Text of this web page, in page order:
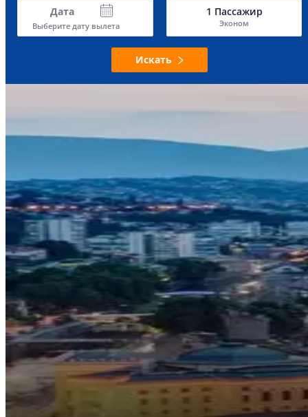
Дата
Выберите дату вылета
1 Пассажир
Эконом
Искать